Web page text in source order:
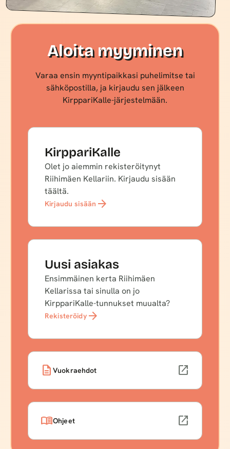
Aloita myyminen
Varaa ensin myyntipaikkasi puhelimitse tai
sähköpostilla, ja kirjaudu sen jälkeen
KirppariKalle-järjestelmään.
KirppariKalle
Olet jo aiemmin rekisteröitynyt
Riihimäen Kellariin. Kirjaudu sisään
täältä.
Kirjaudu sisään arrow_forward
Uusi asiakas
Ensimmäinen kerta Riihimäen
Kellarissa tai sinulla on jo
KirppariKalle-tunnukset muualta?
Rekisteröidyarrow_forward
description Vuokraehdot open_in_new
menu_bookOhjeet open_in_new